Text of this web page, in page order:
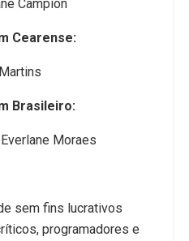
Campion
Cearense:
Brasileiro:
Moraes
sem fins lucrativos
programadores e